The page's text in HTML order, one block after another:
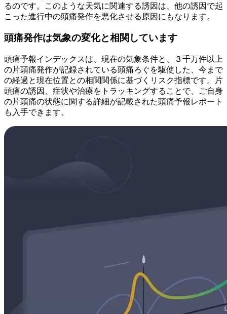
るのです。このような天気に関連する誘因は、他の誘因で起
こった進行中の頭痛発作を悪化させる原因にもなります。
頭痛発作は気象の変化と相関しています
頭痛予報インデックスは、現在の気象条件と、３千万件以上
の片頭痛発作が記録されている頭痛ろぐを駆使した、今まで
の経過と現在位置との相関関係に基づくリスク指標です。片
頭痛の誘因、症状や治療をトラッキングすることで、ご自身
の片頭痛の状態に関する詳細が記載された頭痛予報レポート
も入手できます。